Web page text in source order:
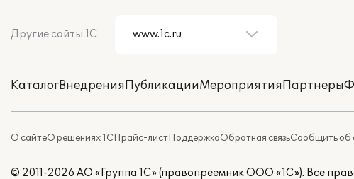
Другие сайты 1С
КаталогВнедренияПубликацииМероприятияПартнеры
О сайтеО решениях 1СПрайс-листПоддержкаОбратная связьСообщить об
© 2011-2026 АО «Группа 1С» (правопреемник ООО «1С»). Все